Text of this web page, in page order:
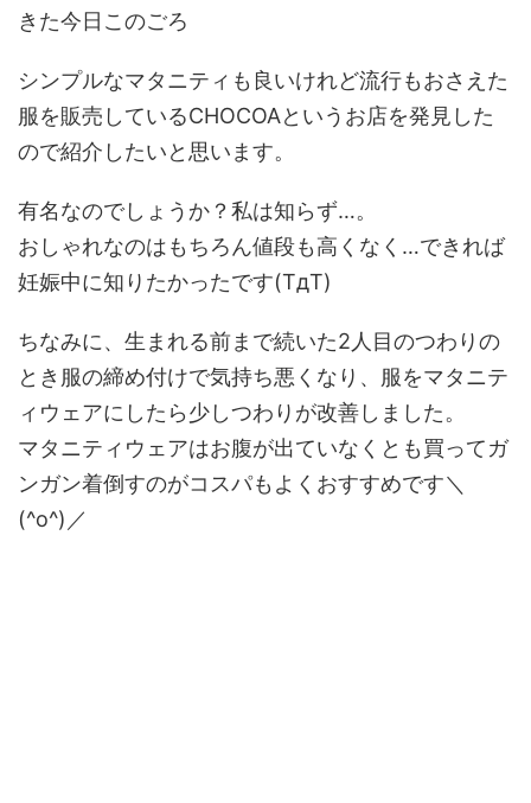
きた今日このごろ
シンプルなマタニティも良いけれど流行もおさえた
服を販売しているCHOCOAというお店を発見した
ので紹介したいと思います。
有名なのでしょうか？私は知らず…。
おしゃれなのはもちろん値段も高くなく…できれば
妊娠中に知りたかったです(TдT)
ちなみに、生まれる前まで続いた2人目のつわりの
とき服の締め付けで気持ち悪くなり、服をマタニテ
ィウェアにしたら少しつわりが改善しました。
マタニティウェアはお腹が出ていなくとも買ってガ
ンガン着倒すのがコスパもよくおすすめです＼
(^o^)／